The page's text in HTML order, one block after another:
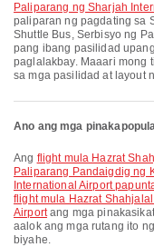
Paliparang ng Sharjah
paliparan ng pagdating sa
Shuttle Bus, Serbisyo ng
pang ibang pasilidad
paglalakbay. Maaari mong
sa mga pasilidad at layout
Ano ang mga
Ang flight mula Hazrat
Paliparang Pandaigdig ng
International Airport
flight mula Hazrat
Airportang mga
aalok ang mga rutang ito
biyahe.